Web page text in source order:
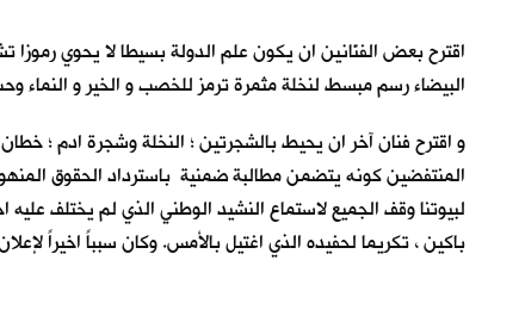
اقترح بعض الفنّانين ان يكون علم الدولة بسيطا لا يحوي رموزا
البيضاء رسم مبسط لنخلة مثمرة ترمز للخصب و الخير و النماء
و اقترح فنان آخر ان يحيط بالشجرتين ؛ النخلة وشجرة ادم ؛
المنتفضين كونه يتضمن مطالبة ضمنية باسترداد الحقوق
لبيوتنا وقف الجميع لاستماع النشيد الوطني الذي لم يختلف
باكين ، تكريما لحفيده الذي اغتيل بالأمس. وكان سبباً اخيراً